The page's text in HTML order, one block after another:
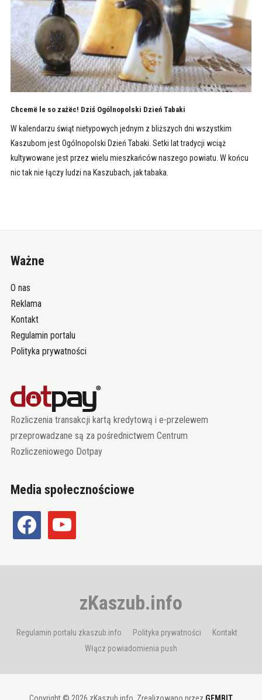
Chcemë le so zażëc! Dziś Ogólnopolski Dzień Tabaki
W kalendarzu świąt nietypowych jednym z bliższych dni wszystkim
Kaszubom jest Ogólnopolski Dzień Tabaki. Setki lat tradycji wciąż
kultywowane jest przez wielu mieszkańców naszego powiatu. W końcu
nic tak nie łączy ludzi na Kaszubach, jak tabaka.
Ważne
O nas
Reklama
Kontakt
Regulamin portalu
Polityka prywatności
Rozliczenia transakcji kartą kredytową i e-przelewem
przeprowadzane są za pośrednictwem Centrum
Rozliczeniowego Dotpay
Media społecznościowe
facebook youtube
zKaszub.info
Regulamin portalu zkaszub.info Polityka prywatności
Kontakt
Włącz powiadomienia push